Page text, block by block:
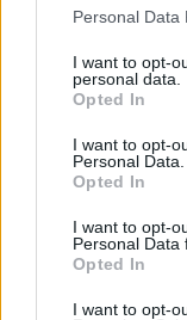
Please note that
not limited to your
grant or deny
use your data for
consent section.
Personal Data
I want to opt-
personal data.
Opted In
I want to opt-
Personal Data.
Opted In
I want to opt-
Personal Data
Opted In
I want to opt-
Continua a
GIOCHI